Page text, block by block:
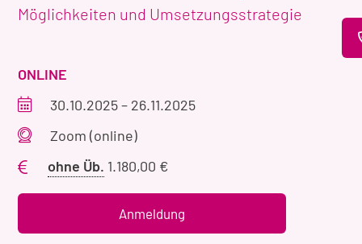
Möglichkeiten und Umsetzungsstrategie
VERANSTALTUNGSART
ONLINE
Veranstaltungszeitraum
30.10.2025– 26.11.2025
Veranstaltungsort
Zoom (online)
ohne Üb. Preis
Übernachtung
1.180,00 €
Anmeldung